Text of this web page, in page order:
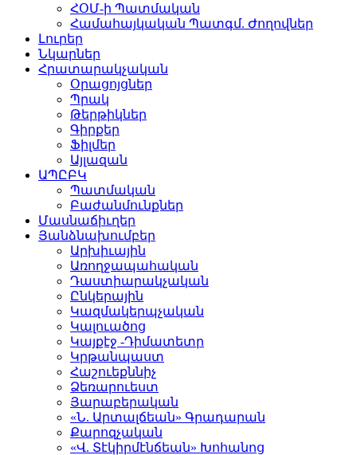
ՀՕՄ-ի Պատմական
Համահայկական Պատգմ. Ժողովներ
Լուրեր
Նկարներ
Հրատարակչական
Օրացոյցներ
Պրակ
Թերթիկներ
Գիրքեր
Ֆիլմեր
Այլազան
ԱՊԸԲԿ
Պատմական
Բաժանմունքներ
Մասնաճիւղեր
Յանձնախումբեր
Արխիւային
Առողջապահական
Դաստիարակչական
Ընկերային
Կազմակերպչական
Կալուածոց
Կայքէջ -Դիմատետր
Կրթանպաստ
Հաշուեքննիչ
Ձեռարուեստ
Յարաբերական
«Ն. Արտալճեան» Գրադարան
Քարոզչական
«Վ. Տէկիրմէնճեան» Խոհանոց